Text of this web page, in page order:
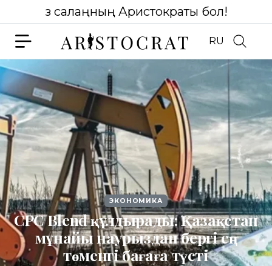
Өз салаңның Аристократы бол!
RU
ЭКОНОМИКА
CPC Blend құлдырады: Қазақстан
мұнайы наурыздан бергі ең
төменгі бағаға түсті